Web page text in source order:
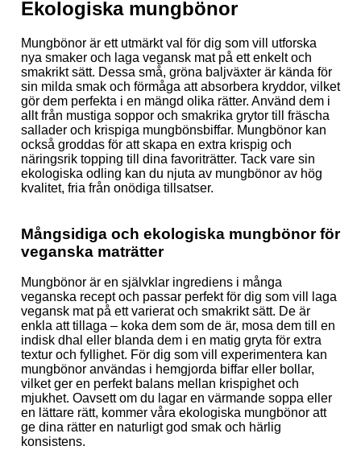
Ekologiska mungbönor
Mungbönor är ett utmärkt val för dig som vill utforska
nya smaker och laga vegansk mat på ett enkelt och
smakrikt sätt. Dessa små, gröna baljväxter är kända för
sin milda smak och förmåga att absorbera kryddor, vilket
gör dem perfekta i en mängd olika rätter. Använd dem i
allt från mustiga soppor och smakrika grytor till fräscha
sallader och krispiga mungbönsbiffar. Mungbönor kan
också groddas för att skapa en extra krispig och
näringsrik topping till dina favoriträtter. Tack vare sin
ekologiska odling kan du njuta av mungbönor av hög
kvalitet, fria från onödiga tillsatser.
Mångsidiga och ekologiska mungbönor för
veganska maträtter
Mungbönor är en självklar ingrediens i många
veganska recept och passar perfekt för dig som vill laga
vegansk mat på ett varierat och smakrikt sätt. De är
enkla att tillaga – koka dem som de är, mosa dem till en
indisk dhal eller blanda dem i en matig gryta för extra
textur och fyllighet. För dig som vill experimentera kan
mungbönor användas i hemgjorda biffar eller bollar,
vilket ger en perfekt balans mellan krispighet och
mjukhet. Oavsett om du lagar en värmande soppa eller
en lättare rätt, kommer våra ekologiska mungbönor att
ge dina rätter en naturligt god smak och härlig
konsistens.